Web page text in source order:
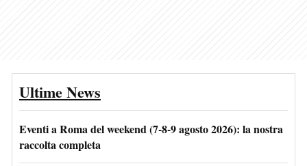
Ultime News
Eventi a Roma del weekend (7-8-9 agosto 2026): la nostra
raccolta completa